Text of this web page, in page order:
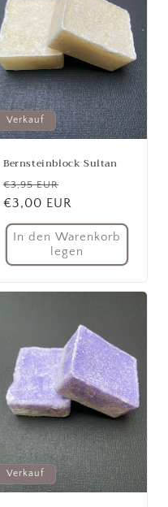
Verkauf
Bernsteinblock Sultan
Normaler
Preis
€3,95 EUR
€3,00 EUR
In den Warenkorb
legen
Verkauf